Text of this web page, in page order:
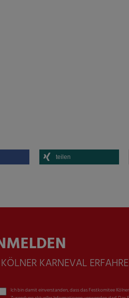
teilen
KARNEVAL
Ich bin damit einverstanden, dass das Festkomitee